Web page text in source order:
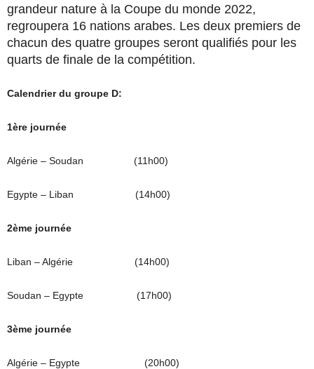
grandeur nature à la Coupe du monde 2022,
regroupera 16 nations arabes. Les deux premiers de
chacun des quatre groupes seront qualifiés pour les
quarts de finale de la compétition.
Calendrier du groupe D:
1ère journée
Algérie – Soudan (11h00)
Egypte – Liban (14h00)
2ème journée
Liban – Algérie (14h00)
Soudan – Egypte (17h00)
3ème journée
Algérie – Egypte (20h00)